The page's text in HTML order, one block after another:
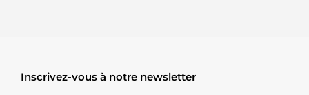
Inscrivez-vous à notre newsletter